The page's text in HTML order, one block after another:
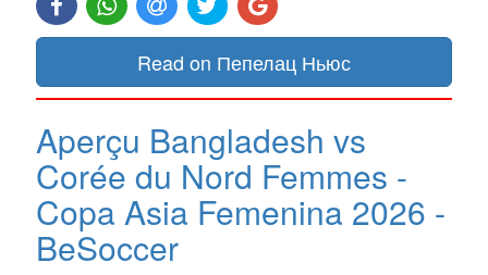
Read on Пепелац Ньюс
Aperçu Bangladesh vs
Corée du Nord Femmes -
Copa Asia Femenina 2026 -
BeSoccer